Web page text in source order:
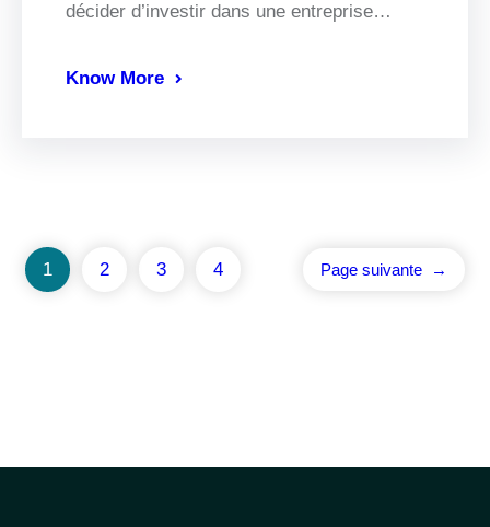
décider d’investir dans une entreprise…
Know More
1 2 3 4 Page suivante →